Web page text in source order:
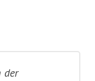
der